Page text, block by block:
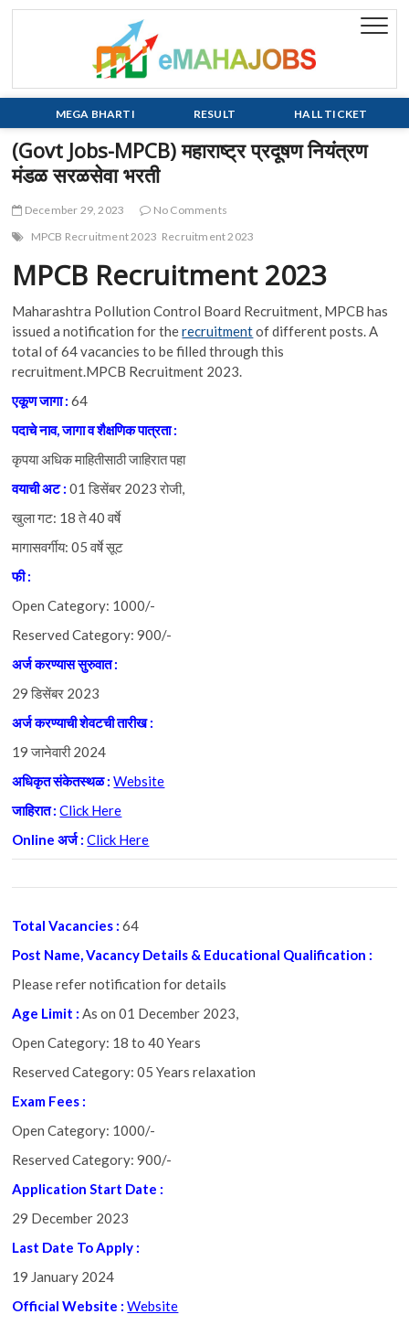
Skip
MEGA BHARTI RESULT HALL TICKET
(Govt Jobs-MPCB) महाराष्ट्र प्रदूषण नियंत्रण
मंडळ सरळसेवा भरती
December 29, 2023
No Comments
MPCB Recruitment 2023 Recruitment 2023
MPCB Recruitment 2023
Maharashtra Pollution Control Board Recruitment, MPCB has
issued a notification for therecruitmentof different posts. A
total of 64 vacancies to be filled through this
recruitment.MPCB Recruitment 2023.
एकूणजागा :64
पदाचेनाव, जागा व शैक्षणिक पात्रता :
कृपया अधिक माहितीसाठी जाहिरात पहा
वयाचीअट :01 डिसेंबर 2023 रोजी,
खुला गट: 18 ते 40 वर्षे
मागासवर्गीय: 05 वर्षे सूट
फी :
Open Category: 1000/-
Reserved Category: 900/-
अर्जकरण्याससुरुवात :
29 डिसेंबर 2023
अर्जकरण्याचीशेवटचीतारीख :
19 जानेवारी 2024
अधिकृतसंकेतस्थळ :Website
जाहिरात :Click Here
Online अर्ज :Click Here
Total Vacancies :64
Post Name, Vacancy Details & Educational Qualification :
Please refer notification for details
Age Limit :As on 01 December 2023,
Open Category: 18 to 40 Years
Reserved Category: 05 Years relaxation
Exam Fees :
Open Category: 1000/-
Reserved Category: 900/-
Application Start Date :
29 December 2023
Last Date To Apply :
19 January 2024
Official Website :Website